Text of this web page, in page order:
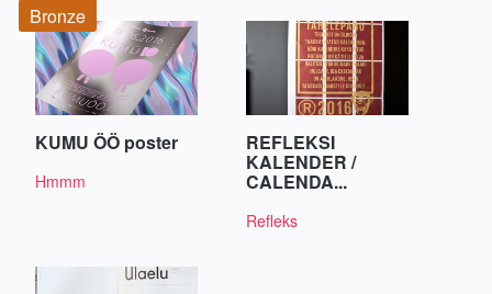
KUMU ÖÖ poster
Hmmm
Bronze
REFLEKSI
KALENDER /
CALENDA...
Refleks